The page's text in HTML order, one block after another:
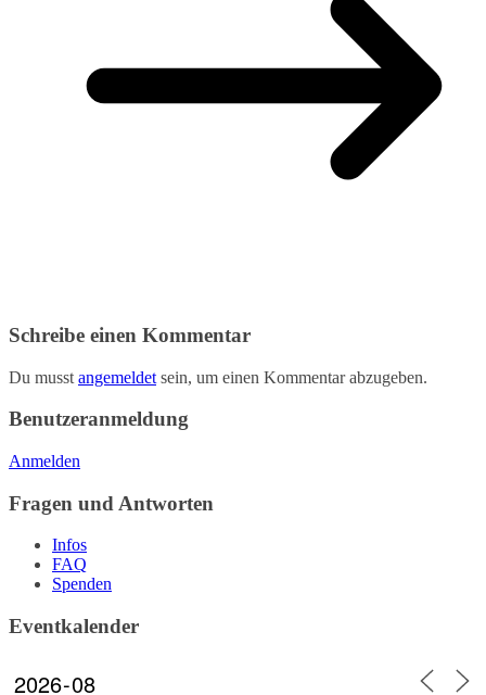
Schreibe einen Kommentar
Du musst angemeldet sein, um einen Kommentar abzugeben.
Benutzeranmeldung
Anmelden
Fragen und Antworten
Infos
FAQ
Spenden
Eventkalender